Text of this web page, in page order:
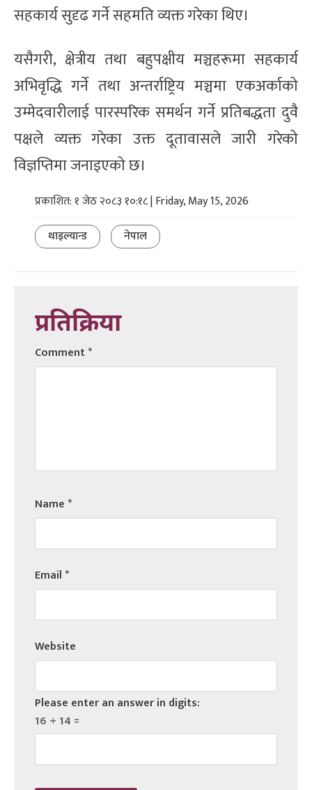
सहकार्य सुदृढ गर्ने सहमति व्यक्त गरेका थिए।
यसैगरी, क्षेत्रीय तथा बहुपक्षीय मञ्चहरूमा सहकार्य
अभिवृद्धि गर्ने तथा अन्तर्राष्ट्रिय मञ्चमा एकअर्काको
उम्मेदवारीलाई पारस्परिक समर्थन गर्ने प्रतिबद्धता दुवै
पक्षले व्यक्त गरेका उक्त दूतावासले जारी गरेको
विज्ञप्तिमा जनाइएको छ।
प्रकाशित: १ जेठ २०८३ १०:१८ | Friday, May 15, 2026
थाइल्यान्ड
नेपाल
प्रतिक्रिया
Comment*
Name*
Email*
Website
Please enter an answer in digits:
16 + 14 =